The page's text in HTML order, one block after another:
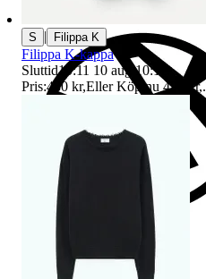
S | Filippa K
Filippa K-kappa
Sluttid10:11 10 aug 10:11 .
Pris:480 kr,Eller Köp nu 490 kr,.